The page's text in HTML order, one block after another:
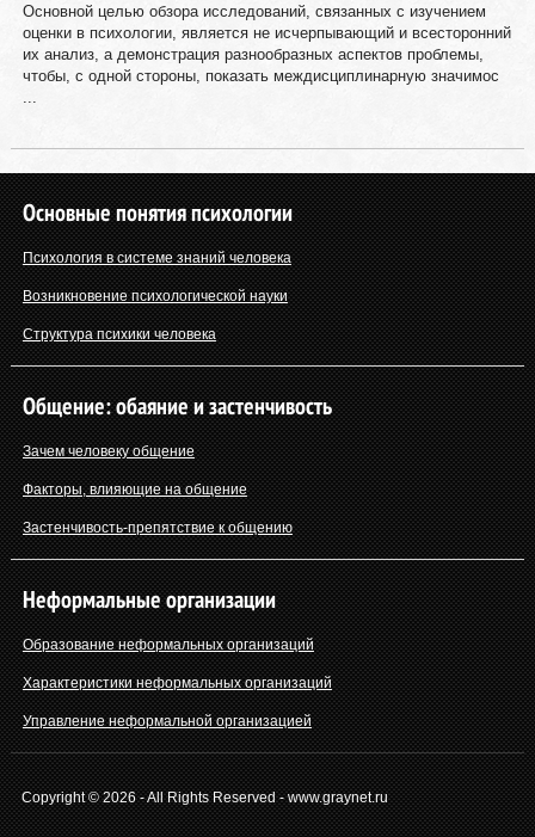
Основной целью обзора исследований, связанных с изучением
оценки в психологии, является не исчерпывающий и всесторонний
их анализ, а демонстрация разнообразных аспектов проблемы,
чтобы, с одной стороны, показать междисциплинарную значимос
...
Основные понятия психологии
Психология в системе знаний человека
Возникновение психологической науки
Структура психики человека
Общение: обаяние и застенчивость
Зачем человеку общение
Факторы, влияющие на общение
Застенчивость-препятствие к общению
Неформальные организации
Образование неформальных организаций
Характеристики неформальных организаций
Управление неформальной организацией
Copyright © 2026 - All Rights Reserved - www.graynet.ru